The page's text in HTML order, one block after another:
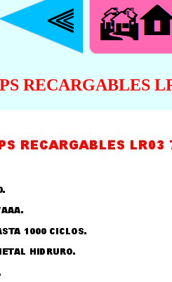
AL TELEFONO
957156032
626246281
RECARGABLES